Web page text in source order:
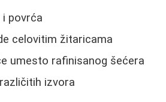
povrća
celovitim žitaricama
umesto rafinisanog šećera
izvora